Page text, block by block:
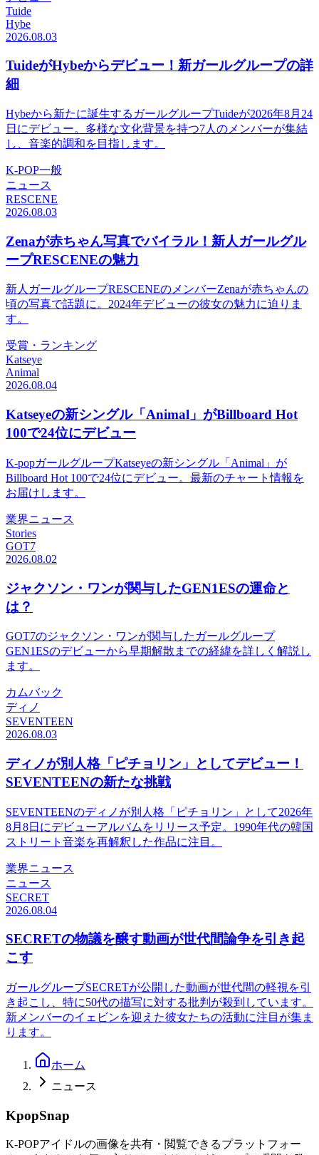
Tuide
Hybe
2026.08.03
TuideがHybeからデビュー！新ガールグループの詳
細
Hybeから新たに誕生するガールグループTuideが2026年8月24
日にデビュー。多様な文化背景を持つ7人のメンバーが集結
し、音楽的調和を目指します。
K-POP一般
ニュース
RESCENE
2026.08.03
Zenaが赤ちゃん写真でバイラル！新人ガールグル
ープRESCENEの魅力
新人ガールグループRESCENEのメンバーZenaが赤ちゃんの
頃の写真で話題に。2024年デビューの彼女の魅力に迫りま
す。
受賞・ランキング
Katseye
Animal
2026.08.04
Katseyeの新シングル「Animal」がBillboard Hot
100で24位にデビュー
K-popガールグループKatseyeの新シングル「Animal」が
Billboard Hot 100で24位にデビュー。最新のチャート情報を
お届けします。
業界ニュース
Stories
GOT7
2026.08.02
ジャクソン・ワンが関与したGEN1ESの運命と
は？
GOT7のジャクソン・ワンが関与したガールグループ
GEN1ESのデビューから早期解散までの経緯を詳しく解説し
ます。
カムバック
ディノ
SEVENTEEN
2026.08.03
ディノが別人格「ピチョリン」としてデビュー！
SEVENTEENの新たな挑戦
SEVENTEENのディノが別人格「ピチョリン」として2026年
8月8日にデビューアルバムをリリース予定。1990年代の韓国
ストリート音楽を再解釈した作品に注目。
業界ニュース
ニュース
SECRET
2026.08.04
SECRETの物議を醸す動画が世代間論争を引き起
こす
ガールグループSECRETが公開した動画が世代間の軽視を引
き起こし、特に50代の描写に対する批判が殺到しています。
新メンバーのイェビンを迎えた彼女たちの活動に注目が集ま
ります。
ホーム
ニュース
KpopSnap
K-POPアイドルの画像を共有・閲覧できるプラットフォー